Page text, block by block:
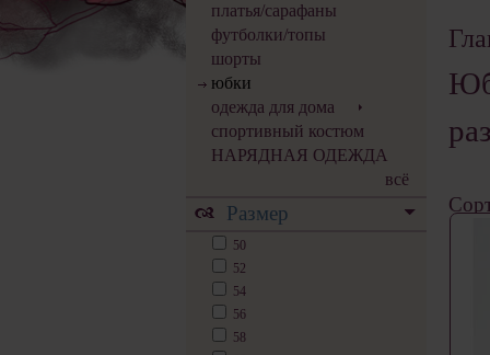
платья/сарафаны
футболки/топы
шорты
юбки
одежда для дома
спортивный костюм
НАРЯДНАЯ ОДЕЖДА
всё
Размер
50
52
54
56
58